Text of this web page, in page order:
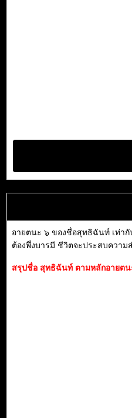
อายตนะ ๖ ของชื่อสุทธิฉันท์ เท่ากั
ต้องพึ่งบารมี ชีวิตจะประสบความ
สรุปชื่อ สุทธิฉันท์ ตามหลักอายตน